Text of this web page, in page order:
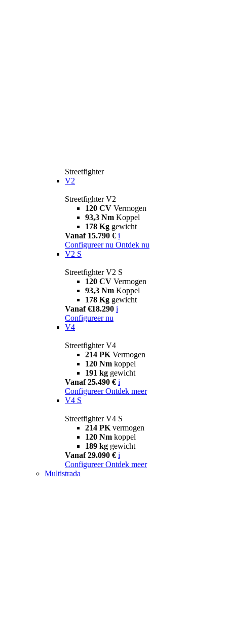
Streetfighter
V2
Streetfighter V2
120 CV Vermogen
93,3 Nm Koppel
178 Kg gewicht
Vanaf 15.790 € i
Configureer nu Ontdek nu
V2 S
Streetfighter V2 S
120 CV Vermogen
93,3 Nm Koppel
178 Kg gewicht
Vanaf €18.290 i
Configureer nu
V4
Streetfighter V4
214 PK Vermogen
120 Nm koppel
191 kg gewicht
Vanaf 25.490 € i
Configureer Ontdek meer
V4 S
Streetfighter V4 S
214 PK vermogen
120 Nm koppel
189 kg gewicht
Vanaf 29.090 € i
Configureer Ontdek meer
Multistrada